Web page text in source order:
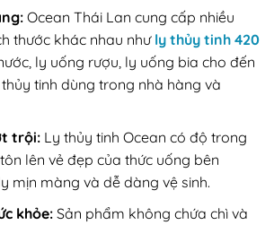
Ocean Thái Lan cung cấp nhiều
thước khác nhau như ly thủy tinh 420
ly uống rượu, ly uống bia cho đến
tinh dùng trong nhà hàng và
trội:Ly thủy tinh Ocean có độ trong
lên vẻ đẹp của thức uống bên
mịn màng và dễ dàng vệ sinh.
khỏe: Sản phẩm không chứa chì và